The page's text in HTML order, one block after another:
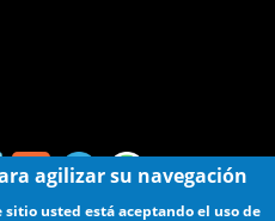
agilizar su navegación
usted está aceptando el uso de